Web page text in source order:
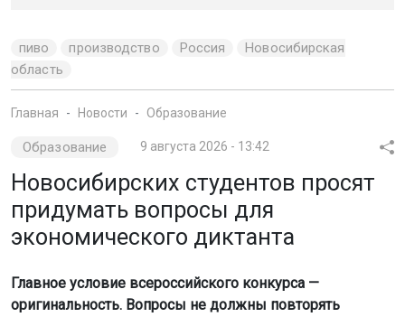
пиво производство Россия
Новосибирская
область
Главная Новости Образование
Образование 9 августа 2026 - 13:42
Новосибирских студентов просят
придумать вопросы для
экономического диктанта
Главное условие всероссийского конкурса —
оригинальность. Вопросы не должны повторять